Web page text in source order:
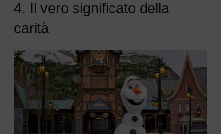
4. Il vero significato della
carità